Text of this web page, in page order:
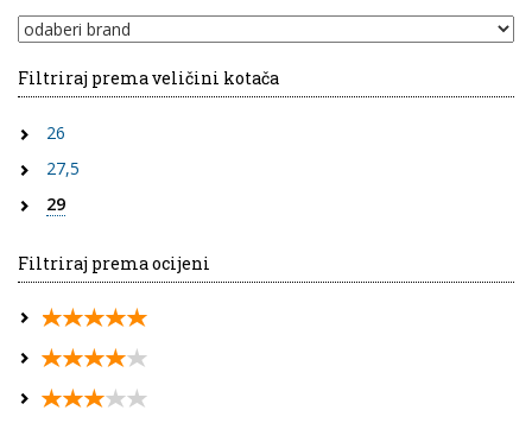
Filtriraj prema veličini kotača
26
27,5
29
Filtriraj prema ocijeni